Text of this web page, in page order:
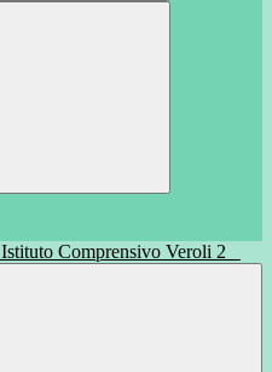
Istituto Comprensivo Veroli 2